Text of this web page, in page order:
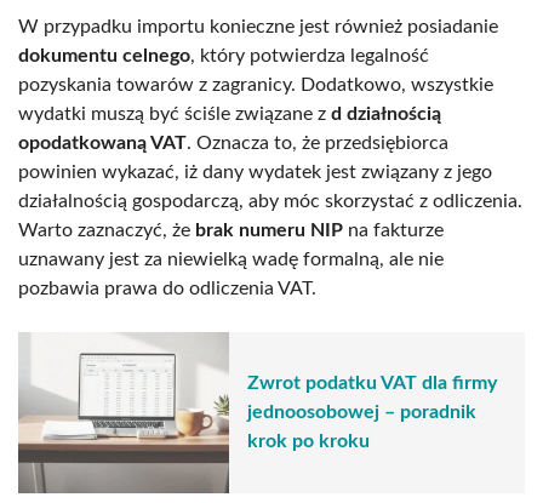
W przypadku importu konieczne jest również posiadanie
dokumentu celnego, który potwierdza legalność
pozyskania towarów z zagranicy. Dodatkowo, wszystkie
wydatki muszą być ściśle związane z d działnością
opodatkowaną VAT. Oznacza to, że przedsiębiorca
powinien wykazać, iż dany wydatek jest związany z jego
działalnością gospodarczą, aby móc skorzystać z odliczenia.
Warto zaznaczyć, że brak numeru NIP na fakturze
uznawany jest za niewielką wadę formalną, ale nie
pozbawia prawa do odliczenia VAT.
Zwrot podatku VAT dla firmy
jednoosobowej – poradnik
krok po kroku